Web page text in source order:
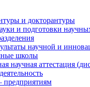
и докторантуры
и подготовки
научной и
школы
научная аттестация
предприятиям